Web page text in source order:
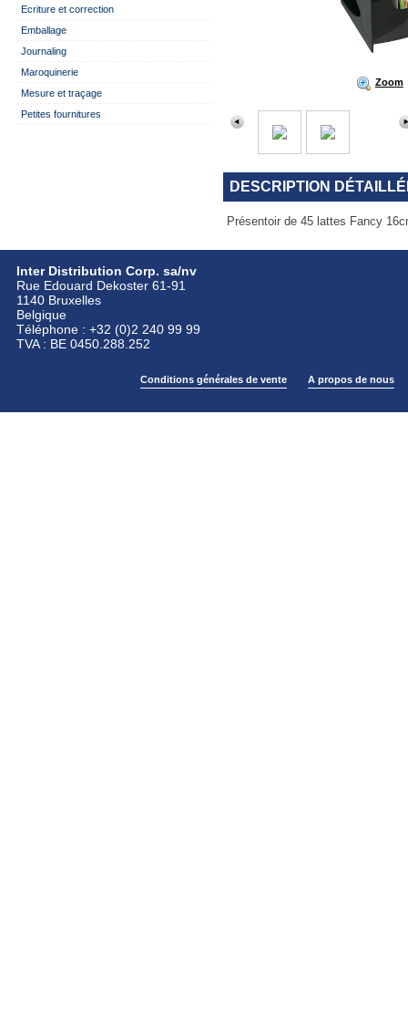
Ecriture et correction
Emballage
Journaling
Maroquinerie
Mesure et traçage
Petites fournitures
Zoom
DESCRIPTION
Présentoir de 45 lattes Fancy
Inter Distribution Corp. sa/nv
Rue Edouard Dekoster 61-91
1140 Bruxelles
Belgique
Téléphone : +32 (0)2 240 99 99
TVA : BE 0450.288.252
Conditions générales de vente A propos de nous